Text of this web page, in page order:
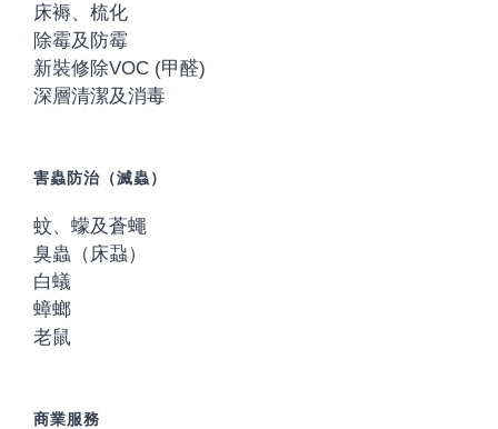
床褥、梳化
除霉及防霉
新裝修除VOC (甲醛)
深層清潔及消毒
害蟲防治（滅蟲）
蚊、蠓及蒼蠅
臭蟲（床蝨）
白蟻
蟑螂
老鼠
商業服務